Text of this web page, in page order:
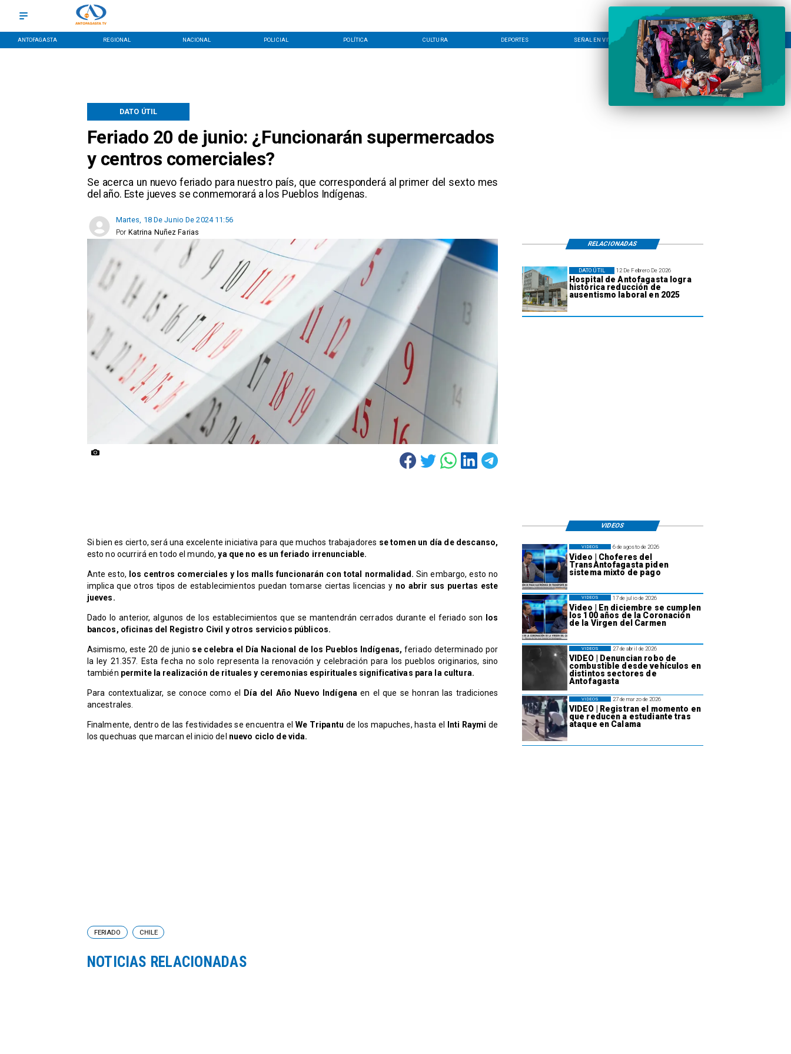
ANTOFAGASTA REGIONAL NACIONAL POLICIAL POLÍTICA CULTURA DEPORTES SEÑAL EN VIVO CONTACTO LÍNEA EDITORIAL
Feriado 20 de junio: ¿Funcionarán supermercados
y centros comerciales?
Se acerca un nuevo feriado para nuestro país, que corresponderá al primer del sexto mes
del año. Este jueves se conmemorará a los Pueblos Indígenas.
DATO ÚTIL
Martes, 18 De Junio De 2024 11:56
Katrina Nuñez Farias
Por
12 De Febrero De 2026
Hospital de Antofagasta logra
histórica reducción de
ausentismo laboral en 2025
DATO ÚTIL
RELACIONADAS
Si bien es cierto, será una excelente iniciativa para que muchos trabajadores se tomen un día de descanso,
esto no ocurrirá en todo el mundo,ya que no es un feriado irrenunciable.
Ante esto, los centros comerciales y los malls funcionarán con total normalidad. Sin embargo, esto no
implica que otros tipos de establecimientos puedan tomarse ciertas licencias y no abrir sus puertas este
jueves.
Dado lo anterior, algunos de los establecimientos que se mantendrán cerrados durante el feriado son los
bancos, oficinas del Registro Civil y otros servicios públicos.
Asimismo, este 20 de junio se celebra el Día Nacional de los Pueblos Indígenas, feriado determinado por
la ley 21.357. Esta fecha no solo representa la renovación y celebración para los pueblos originarios, sino
también permite la realización de rituales y ceremonias espirituales significativas para la cultura.
Para contextualizar, se conoce como el Día del Año Nuevo Indígena en el que se honran las tradiciones
ancestrales.
Finalmente, dentro de las festividades se encuentra elWe Tripantu de los mapuches, hasta el Inti Raymi de
los quechuas que marcan el inicio del nuevo ciclo de vida.
VIDEOS
6 de agosto de 2026
Video | Choferes del
TransAntofagasta piden
sistema mixto de pago
VIDEOS
17 de julio de 2026
Video | En diciembre se cumplen
los 100 años de la Coronación
de la Virgen del Carmen
VIDEOS
27 de abril de 2026
VIDEO | Denuncian robo de
combustible desde vehículos en
distintos sectores de
Antofagasta
VIDEOS
27 de marzo de 2026
VIDEO | Registran el momento en
que reducen a estudiante tras
ataque en Calama
VIDEOS
FERIADO CHILE
NOTICIAS RELACIONADAS